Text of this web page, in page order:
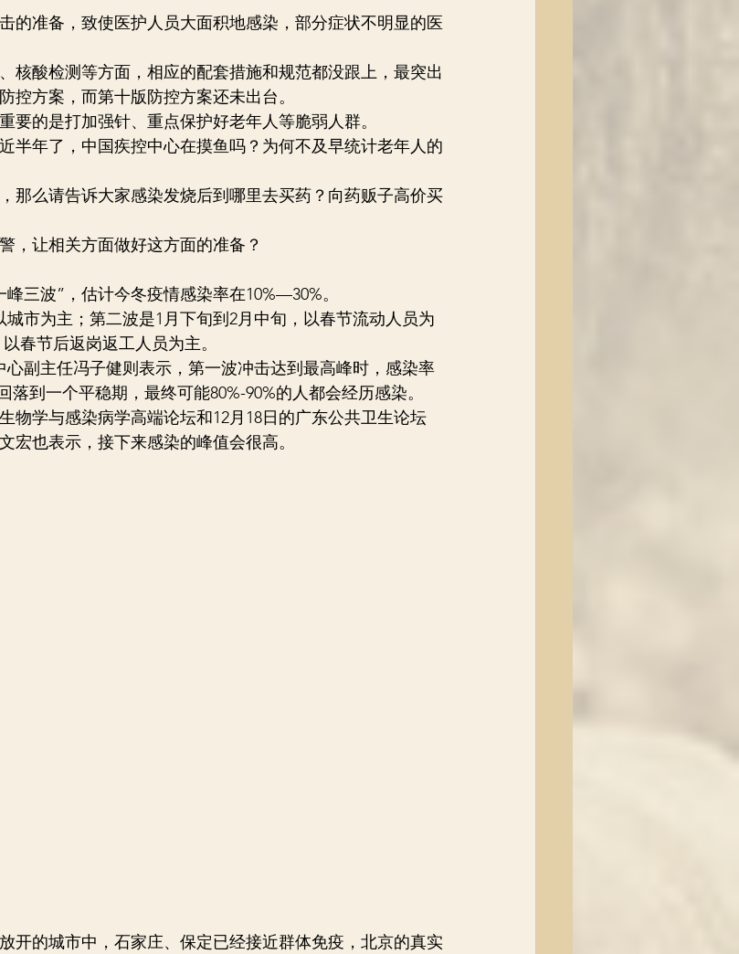
的准备，致使医护人员大面积地感染，部分症状不明显的医
核酸检测等方面，相应的配套措施和规范都没跟上，最突出
控方案，而第十版防控方案还未出台。
要的是打加强针、重点保护好老年人等脆弱人群。
半年了，中国疾控中心在摸鱼吗？为何不及早统计老年人的
那么请告诉大家感染发烧后到哪里去买药？向药贩子高价买
，让相关方面做好这方面的准备？
三波”，估计今冬疫情感染率在10%—30%。
市为主；第二波是1月下旬到2月中旬，以春节流动人员为
春节后返岗返工人员为主。
副主任冯子健则表示，第一波冲击达到最高峰时，感染率
到一个平稳期，最终可能80%-90%的人都会经历感染。
物学与感染病学高端论坛和12月18日的广东公共卫生论坛
宏也表示，接下来感染的峰值会很高。
开的城市中，石家庄、保定已经接近群体免疫，北京的真实